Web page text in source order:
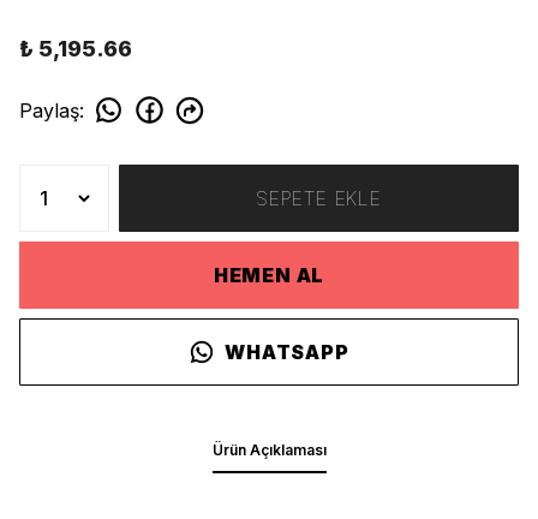
₺ 5,195.66
Paylaş:
SEPETE EKLE
HEMEN AL
WHATSAPP
Ürün Açıklaması